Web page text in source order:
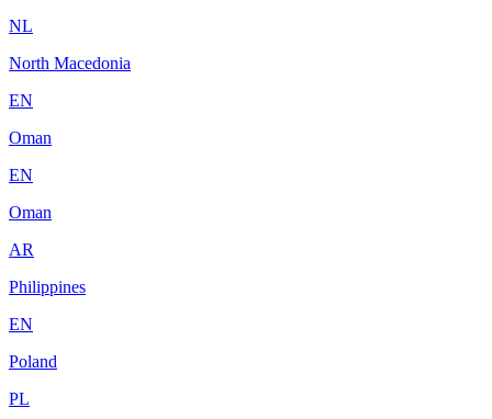
NL
North Macedonia
EN
Oman
EN
Oman
AR
Philippines
EN
Poland
PL